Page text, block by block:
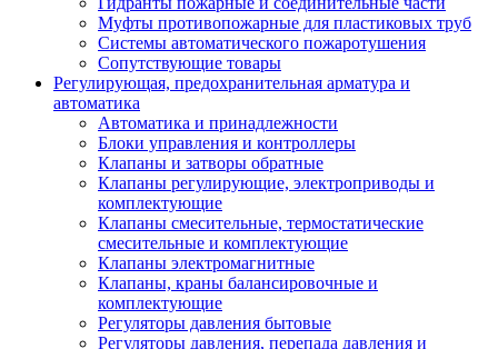
Муфты противопожарные для пластиковых труб
Системы автоматического пожаротушения
Сопутствующие товары
Регулирующая, предохранительная арматура и
автоматика
Автоматика и принадлежности
Блоки управления и контроллеры
Клапаны и затворы обратные
Клапаны регулирующие, электроприводы и
комплектующие
Клапаны смесительные, термостатические
смесительные и комплектующие
Клапаны электромагнитные
Клапаны, краны балансировочные и
комплектующие
Регуляторы давления бытовые
Регуляторы давления, перепада давления и